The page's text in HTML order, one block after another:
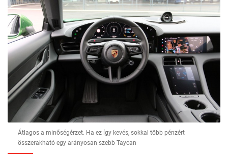
Átlagos a minőségérzet. Ha ez így kevés, sokkal több pénzért
összerakható egy arányosan szebb Taycan